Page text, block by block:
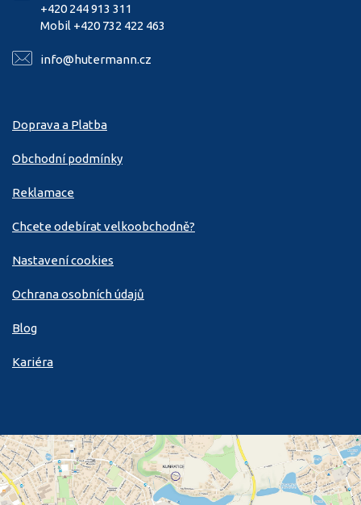
+420 244 913 311
Mobil +420 732 422 463
info@hutermann.cz
Doprava a Platba
Obchodní podmínky
Reklamace
Chcete odebírat velkoobchodně?
Nastavení cookies
Ochrana osobních údajů
Blog
Kariéra